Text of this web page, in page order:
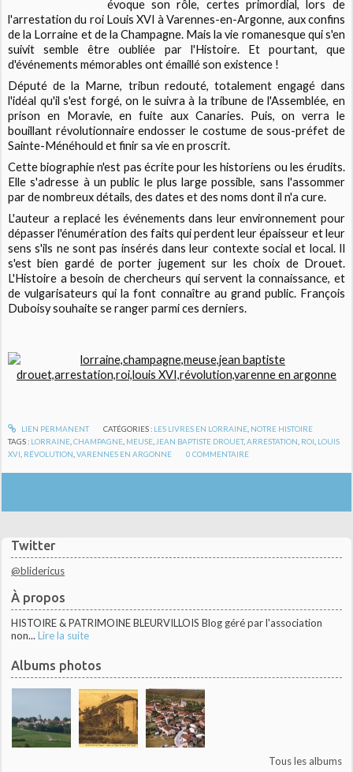
Twitter
@blidericus
À propos
HISTOIRE & PATRIMOINE BLEURVILLOIS Blog géré par l'association
non... Lire la suite
Albums photos
Tous les albums
évoque son rôle, certes primordial, lors de
l'arrestation du roi Louis XVI à Varennes-en-Argonne, aux confins
de la Lorraine et de la Champagne. Mais la vie romanesque qui s'en
suivit semble être oubliée par l'Histoire. Et pourtant, que
d'événements mémorables ont émaillé son existence !
Député de la Marne, tribun redouté, totalement engagé dans
l'idéal qu'il s'est forgé, on le suivra à la tribune de l'Assemblée, en
prison en Moravie, en fuite aux Canaries. Puis, on verra le
bouillant révolutionnaire endosser le costume de sous-préfet de
Sainte-Ménéhould et finir sa vie en proscrit.
Cette biographie n'est pas écrite pour les historiens ou les érudits.
Elle s'adresse à un public le plus large possible, sans l'assommer
par de nombreux détails, des dates et des noms dont il n'a cure.
L'auteur a replacé les événements dans leur environnement pour
dépasser l'énumération des faits qui perdent leur épaisseur et leur
sens s'ils ne sont pas insérés dans leur contexte social et local. Il
s'est bien gardé de porter jugement sur les choix de Drouet.
L'Histoire a besoin de chercheurs qui servent la connaissance, et
de vulgarisateurs qui la font connaître au grand public. François
Duboisy souhaite se ranger parmi ces derniers.
LIEN PERMANENT CATÉGORIES : LES LIVRES EN LORRAINE, NOTRE HISTOIRE
TAGS : LORRAINE ,CHAMPAGNE MEUSE JEAN BAPTISTE DROUET,ARRESTATION ROI LOUIS
XVI RÉVOLUTION ,VARENNES EN ARGONNE 0 COMMENTAIRE